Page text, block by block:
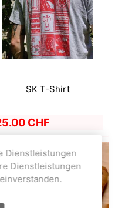
SK T-Shirt
CHF
Dienstleistungen
Dienstleistungen